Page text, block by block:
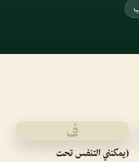
ف
(يمكنني التنفس تحت